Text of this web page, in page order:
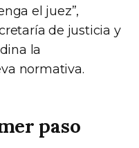
el juez”,
de justicia y
la
normativa.
paso